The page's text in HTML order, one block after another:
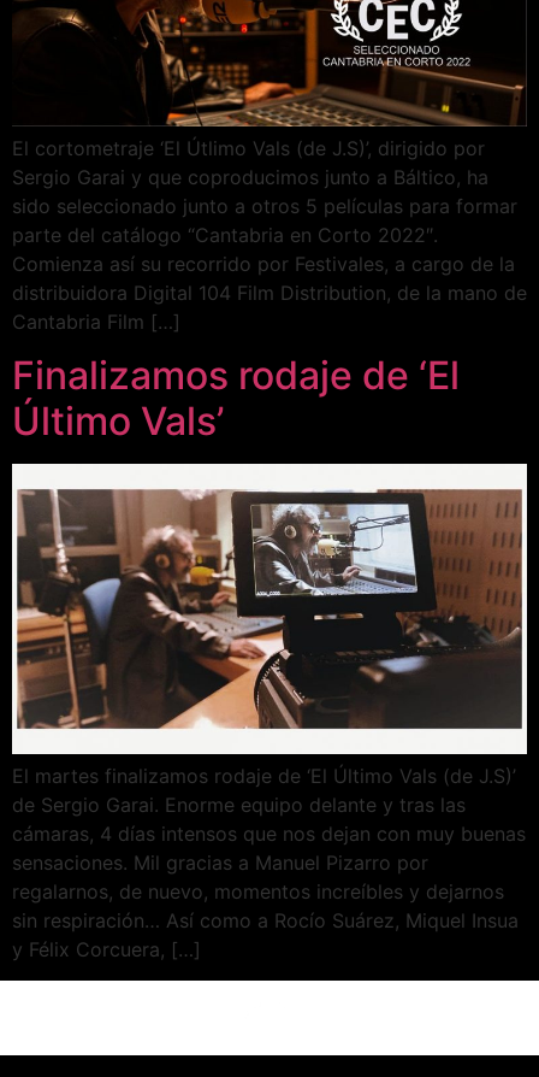
El cortometraje ‘El Útlimo Vals (de J.S)’, dirigido por
Sergio Garai y que coproducimos junto a Báltico, ha
sido seleccionado junto a otros 5 películas para formar
parte del catálogo “Cantabria en Corto 2022″.
Comienza así su recorrido por Festivales, a cargo de la
distribuidora Digital 104 Film Distribution, de la mano de
Cantabria Film […]
Finalizamos rodaje de ‘El
Último Vals’
El martes finalizamos rodaje de ‘El Último Vals (de J.S)’
de Sergio Garai. Enorme equipo delante y tras las
cámaras, 4 días intensos que nos dejan con muy buenas
sensaciones. Mil gracias a Manuel Pizarro por
regalarnos, de nuevo, momentos increíbles y dejarnos
sin respiración… Así como a Rocío Suárez, Miquel Insua
y Félix Corcuera, […]